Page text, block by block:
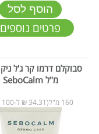
הוסף לסל
פרטים נוספים
מ"ל SeboCalm
160 מ"ל(34.31 ₪ ל-100 מ"ל)